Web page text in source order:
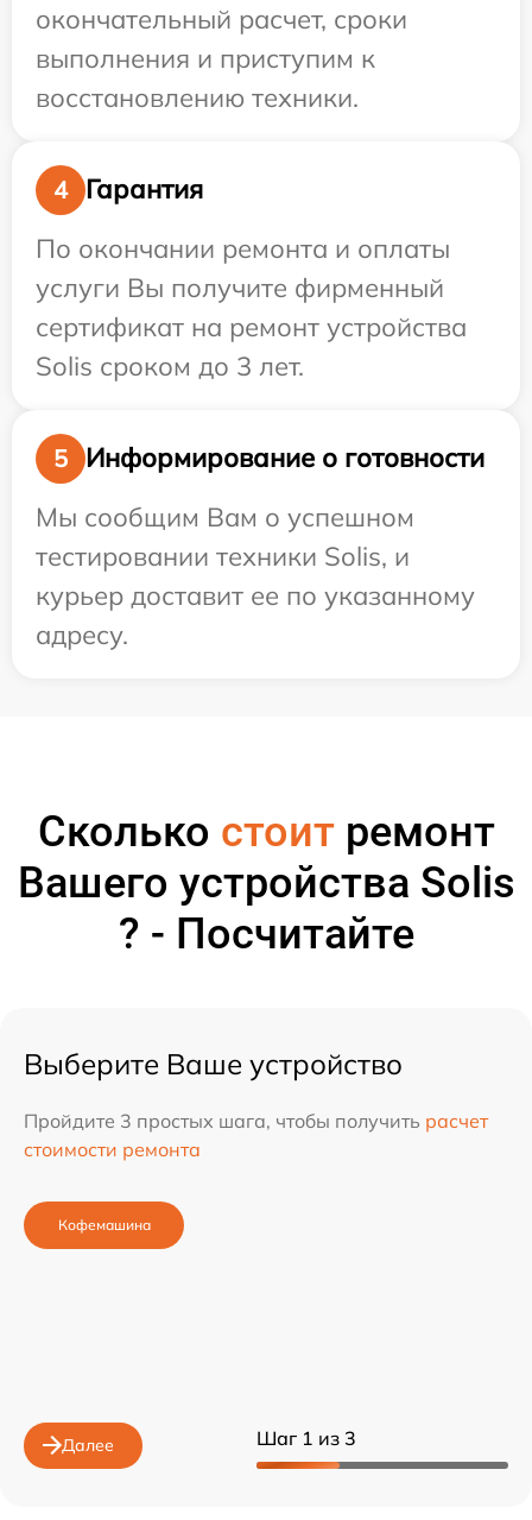
окончательный расчет, сроки
выполнения и приступим к
восстановлению техники.
4
Гарантия
По окончании ремонта и оплаты
услуги Вы получите фирменный
сертификат на ремонт устройства
Solis сроком до 3 лет.
5
Информирование о готовности
Мы сообщим Вам о успешном
тестировании техники Solis, и
курьер доставит ее по указанному
адресу.
Сколько стоитремонт
Вашего устройства Solis
? - Посчитайте
Шаг 1 из 3
Выберите Ваше устройство
Пройдите 3 простых шага, чтобы получить расчет
стоимости ремонта
Кофемашина
Далее